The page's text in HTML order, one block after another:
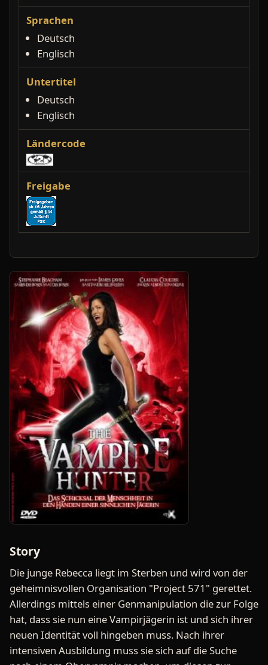
Sprachen
Deutsch
Englisch
Untertitel
Deutsch
Englisch
Ländercode
Freigabe
Story
Die junge Rebecca liegt im Sterben und wird von der
geheimnisvollen Organisation "Project 571" gerettet.
Allerdings mittels einer Genmanipulation die zur Folge
hat, dass sie nun eine Vampirjägerin ist und sich ihrer
neuen Identität voll hingeben muss. Nach ihrer
intensiven Ausbildung muss sie sich auf die Suche